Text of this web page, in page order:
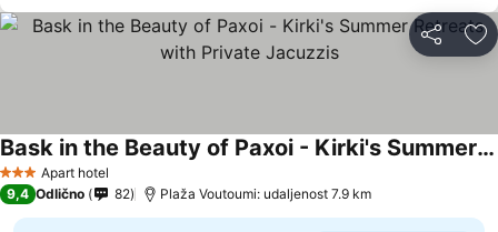
Deli
3 ZvezdiceApart hotel
Bask in the Beauty of Paxoi - Kirki's Summer Retreats with Private Jacuzzis
Pogledaj cene
9,4 Odlično 82 Plaža Voutoumi: udaljenost 7.9 km